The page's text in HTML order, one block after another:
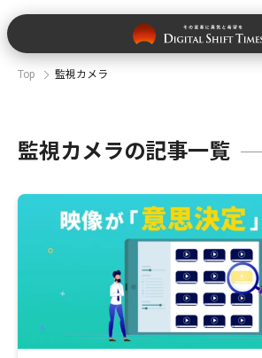
Top 監視カメラ
監視カメラの記事一覧